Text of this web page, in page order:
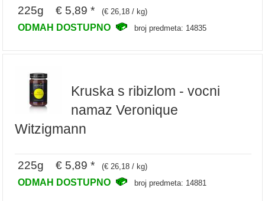
225g € 5,89 * (€ 26,18 / kg)
ODMAH DOSTUPNO broj predmeta: 14835
Kruska s ribizlom - vocni
namaz Veronique
Witzigmann
225g € 5,89 * (€ 26,18 / kg)
ODMAH DOSTUPNO broj predmeta: 14881